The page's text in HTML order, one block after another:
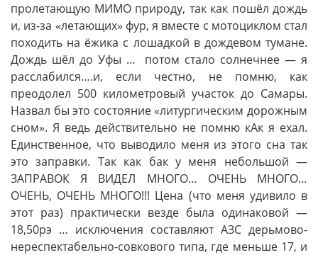
пролетающую МИМО природу, так как пошёл дождь
и, из-за «летающих» фур, я вместе с мотоциклом стал
походить на ёжика с лошадкой в дождевом тумане.
Дождь шёл до Уфы … потом стало солнечнее — я
расслабился….и, если честно, не помню, как
преодолел 500 километровый участок до Самары.
Назвал бы это состояние «литургическим дорожным
сном». Я ведь действительно не помню кАк я ехал.
Единственное, что выводило меня из этого сна так
это заправки. Так как бак у меня небольшой —
ЗАПРАВОК Я ВИДЕЛ МНОГО… ОЧЕНЬ МНОГО…
ОЧЕНЬ, ОЧЕНЬ МНОГО!!! Цена (что меня удивило в
этот раз) практически везде была одинаковой —
18,50рэ … исключения составляют АЗС дерьмово-
нереспектабельно-совкового типа, где меньше 17, и